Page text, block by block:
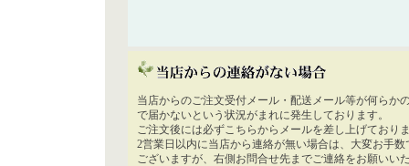
当店からのご注文受付メール・配送メール等が何らか
で届かないという状況がまれに発生しております。
ご注文後には必ずこちらからメールを差し上げており
2営業日以内に当店から連絡が無い場合は、大変お手数
ございますが、右側お問合せ先までご連絡をお願いい